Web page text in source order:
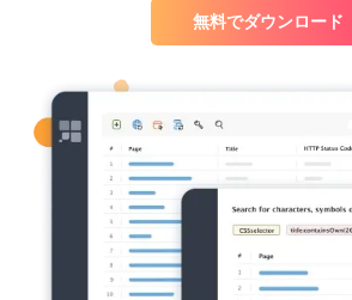
無料でダウンロード